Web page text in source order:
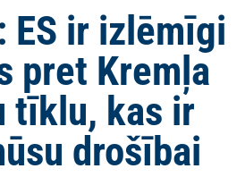
ES ir izlēmīgi
pret Kremļa
tīklu, kas ir
drošībai